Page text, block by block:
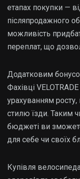
етапах покупки —
післяпродажного
можливість
переплат, що
Додатковим
Фахівці
урахуванням росту,
стилю їзди. Таким
бюджеті ви
для себе чи своїх
Купівля